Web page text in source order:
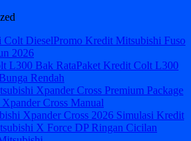
Promo Kredit Mitsubishi Fuso
2026
Paket Kredit Colt L300
Rendah
Xpander Cross 2026 Simulasi Kredit